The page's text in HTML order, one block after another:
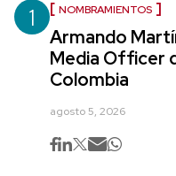
1 NOMBRAMIENTOS
Armando
Media Officer
Colombia
agosto 5, 2026